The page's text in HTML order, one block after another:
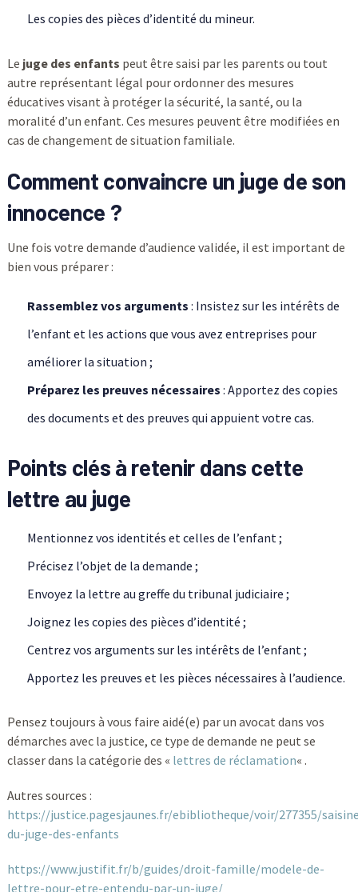
Les copies des pièces d’identité du mineur.
Le juge des enfants peut être saisi par les parents ou tout
autre représentant légal pour ordonner des mesures
éducatives visant à protéger la sécurité, la santé, ou la
moralité d’un enfant. Ces mesures peuvent être modifiées en
cas de changement de situation familiale.
Comment convaincre un juge de son
innocence ?
Une fois votre demande d’audience validée, il est important de
bien vous préparer :
Rassemblez vos arguments : Insistez sur les intérêts de
l’enfant et les actions que vous avez entreprises pour
améliorer la situation ;
Préparez les preuves nécessaires : Apportez des copies
des documents et des preuves qui appuient votre cas.
Points clés à retenir dans cette
lettre au juge
Mentionnez vos identités et celles de l’enfant ;
Précisez l’objet de la demande ;
Envoyez la lettre au greffe du tribunal judiciaire ;
Joignez les copies des pièces d’identité ;
Centrez vos arguments sur les intérêts de l’enfant ;
Apportez les preuves et les pièces nécessaires à l’audience.
Pensez toujours à vous faire aidé(e) par un avocat dans vos
démarches avec la justice, ce type de demande ne peut se
classer dans la catégorie des « lettres de réclamation« .
Autres sources :
https://justice.pagesjaunes.fr/ebibliotheque/voir/277355/
du-juge-des-enfants
https://www.justifit.fr/b/guides/droit-famille/modele-de-
lettre-pour-etre-entendu-par-un-juge/